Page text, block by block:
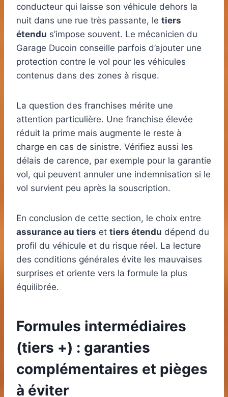
conducteur qui laisse son véhicule dehors la
nuit dans une rue très passante, le tiers
étendu s’impose souvent. Le mécanicien du
Garage Ducoin conseille parfois d’ajouter une
protection contre le vol pour les véhicules
contenus dans des zones à risque.
La question des franchises mérite une
attention particulière. Une franchise élevée
réduit la prime mais augmente le reste à
charge en cas de sinistre. Vérifiez aussi les
délais de carence, par exemple pour la garantie
vol, qui peuvent annuler une indemnisation si le
vol survient peu après la souscription.
En conclusion de cette section, le choix entre
assurance au tiers et tiers étendu dépend du
profil du véhicule et du risque réel. La lecture
des conditions générales évite les mauvaises
surprises et oriente vers la formule la plus
équilibrée.
Formules intermédiaires
(tiers +) : garanties
complémentaires et pièges
à éviter